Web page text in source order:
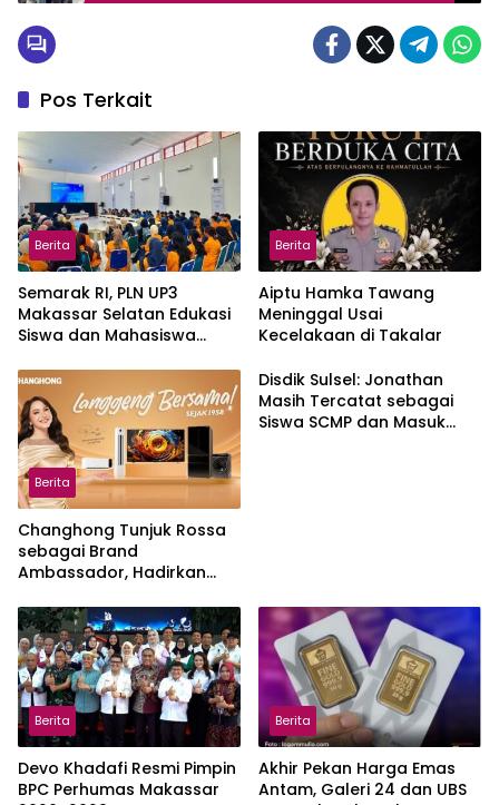
Pos Terkait
Berita
Semarak RI, PLN UP3
Makassar Selatan Edukasi
Siswa dan Mahasiswa
Berita
Aiptu Hamka Tawang
Meninggal Usai
Kecelakaan di Takalar
Berita
Changhong Tunjuk Rossa
sebagai Brand
Ambassador, Hadirkan
Disdik Sulsel: Jonathan
Masih Tercatat sebagai
Siswa SCMP dan Masuk
Berita
Devo Khadafi Resmi Pimpin
BPC Perhumas Makassar
Berita
Akhir Pekan Harga Emas
Antam, Galeri 24 dan UBS